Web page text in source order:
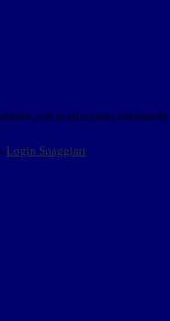
con le istruzioni necessarie.
Login Spaggiari